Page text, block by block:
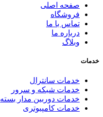
صفحه اصلی
فروشگاه
تماس با ما
درباره ما
وبلاگ
خدمات
خدمات سانترال
خدمات شبکه و سرور
خدمات دوربین مدار بسته
خدمات کامپیوتری